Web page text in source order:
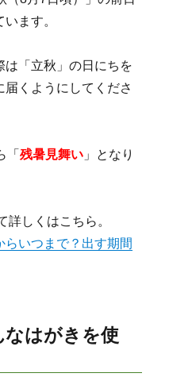
ます。
は「立秋」の日にちを
くようにしてくださ
「残暑見舞い 」となり
しくはこちら。
いつまで？出す期間
なはがきを使